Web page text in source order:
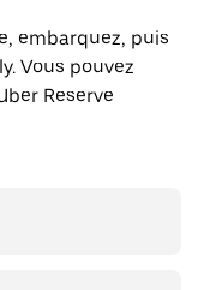
embarquez, puis
Vous pouvez
Reserve